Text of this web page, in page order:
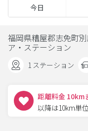
今日
福岡県糟屋郡志免町
ア・ステーション
1 ステーション
距離料金 10km
以降は10km単